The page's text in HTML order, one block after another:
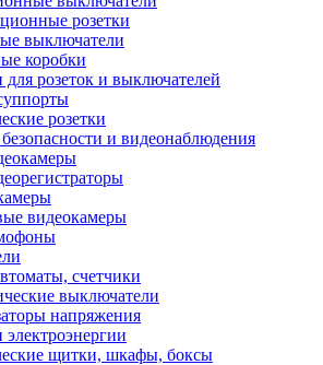
розетки
выключатели
коробки
для розеток и выключателей
розетки
и видеонаблюдения
видеокамеры
счетчики
выключатели
напряжения
щитки, шкафы, боксы